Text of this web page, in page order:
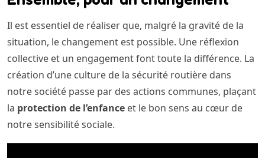
Il est essentiel de réaliser que, malgré la gravité de la
situation, le changement est possible. Une réflexion
collective et un engagement font toute la différence. La
création d’une culture de la sécurité routière dans
notre société passe par des actions communes, plaçant
la protection de l’enfance et le bon sens au cœur de
notre sensibilité sociale.